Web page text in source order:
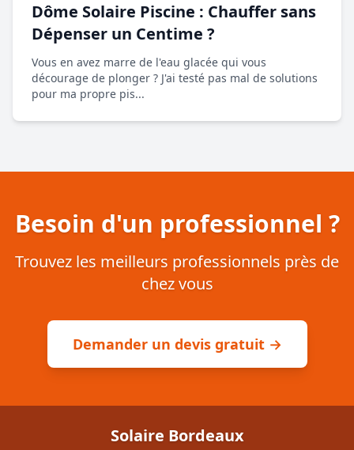
Dôme Solaire Piscine : Chauffer sans
Dépenser un Centime ?
Vous en avez marre de l'eau glacée qui vous
décourage de plonger ? J'ai testé pas mal de solutions
pour ma propre pis...
Besoin d'un professionnel ?
Trouvez les meilleurs professionnels près de
chez vous
Demander un devis gratuit →
Solaire Bordeaux